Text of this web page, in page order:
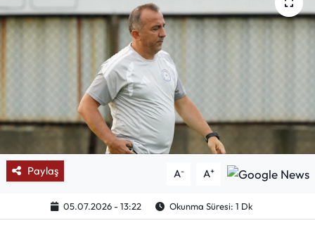
Paylaş A- A+
05.07.2026 - 13:22 Okunma Süresi: 1 Dk
Köşe Yazıları
Karikatür Galeri
ASTROLOJİ
Spor Yazıları